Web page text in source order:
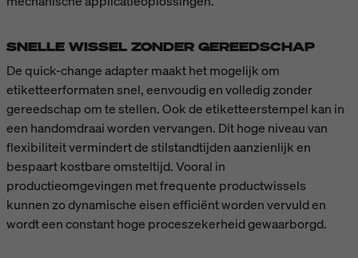
SNELLE WISSEL ZONDER GEREEDSCHAP
De quick-change adapter maakt het mogelijk om
etiketteerformaten snel, eenvoudig en volledig zonder
gereedschap om te stellen. Ook de etiketteerstempel kan in
een handomdraai worden vervangen. Dit hoge niveau van
flexibiliteit vermindert de stilstandtijden aanzienlijk en
bespaart kostbare omsteltijd. Vooral in
productieomgevingen met frequente productwissels
kunnen zo dynamische eisen efficiënt worden vervuld en
wordt een constant hoge proceszekerheid gewaarborgd.